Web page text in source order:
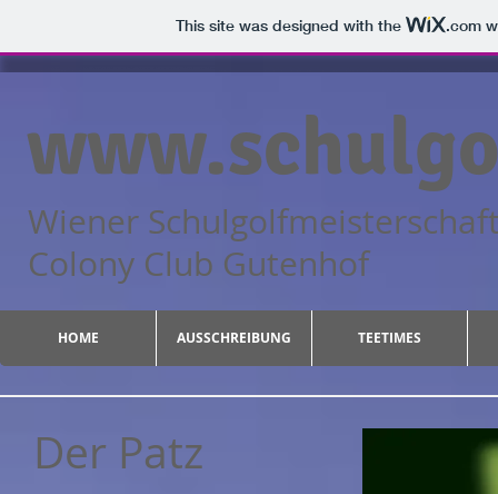
This site was designed with the .com
Wiener
Colony Club
HOME AUSSCHREIBUNG TEETIMES
Der Patz